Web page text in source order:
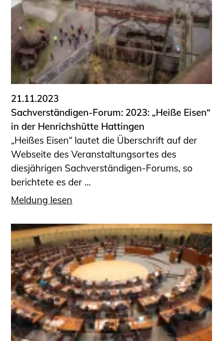
Schüler und Studierende
Projekte für Schülerinnen und Schüler
START.ING. Das Studierenden Praxis-
Programm
Wissenswertes für Studierende
Wettbewerbe für Studierende
Kammer Newsletter
Presse
Kontakt und Anfahrt
Impressum
Datenschutz
Ingenieurakademie West
21.11.2023
Sachverständigen-Forum: 2023: „Heiße Eisen“
in der Henrichshütte Hattingen
„Heißes Eisen“ lautet die Überschrift auf der
Webseite des Veranstaltungsortes des
diesjährigen Sachverständigen-Forums, so
berichtete es der ...
Meldung lesen